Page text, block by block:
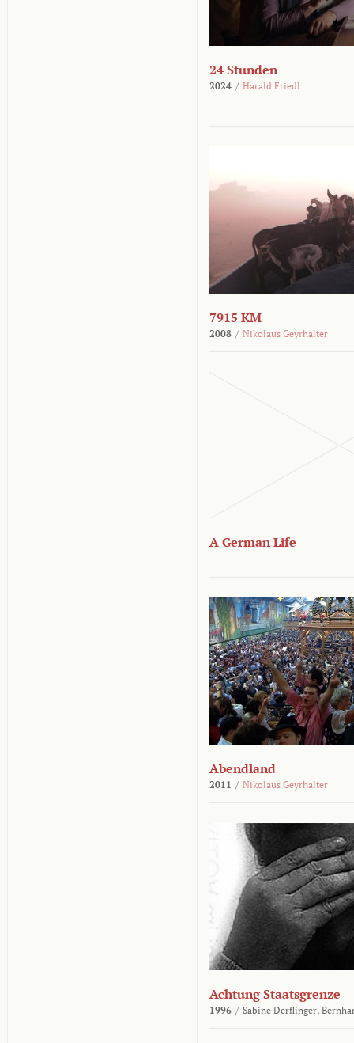
24 Stunden
2024 / Harald Friedl
7915 KM
2008 / Nikolaus Geyrhalter
A German Life
Abendland
2011 / Nikolaus Geyrhalter
Achtung Staatsgrenze
1996 / Sabine Derflinger,